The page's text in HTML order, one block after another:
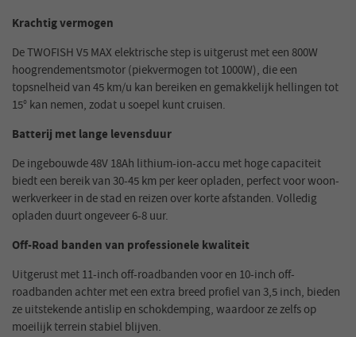
Krachtig vermogen
De TWOFISH V5 MAX elektrische step is uitgerust met een 800W
hoogrendementsmotor (piekvermogen tot 1000W), die een
topsnelheid van 45 km/u kan bereiken en gemakkelijk hellingen tot
15° kan nemen, zodat u soepel kunt cruisen.
Batterij met lange levensduur
De ingebouwde 48V 18Ah lithium-ion-accu met hoge capaciteit
biedt een bereik van 30-45 km per keer opladen, perfect voor woon-
werkverkeer in de stad en reizen over korte afstanden. Volledig
opladen duurt ongeveer 6-8 uur.
Off-Road banden van professionele kwaliteit
Uitgerust met 11-inch off-roadbanden voor en 10-inch off-
roadbanden achter met een extra breed profiel van 3,5 inch, bieden
ze uitstekende antislip en schokdemping, waardoor ze zelfs op
moeilijk terrein stabiel blijven.